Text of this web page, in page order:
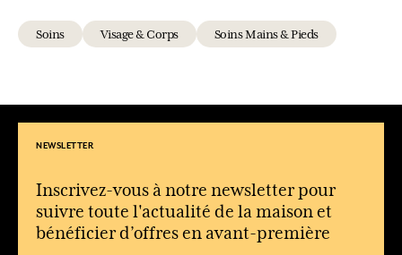
Soins Visage & Corps Soins Mains & Pieds
NEWSLETTER
Inscrivez-vous à notre newsletter pour
suivre toute l'actualité de la maison et
bénéficier d’offres en avant-première